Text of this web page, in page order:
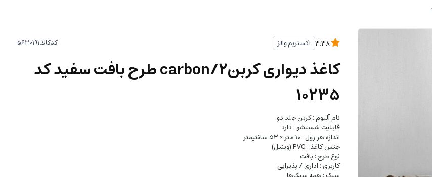
اکستریم والز کدکالا:
کاغذ دیواری کربن2/carbon طرح بافت سفید کد
۱۰۲۳۵
نام آلبوم : کربن جلد دو
قابلیت شستشو : دارد
اندازه هر رول : ۱۰ متر × ۵۳ سانتیمتر
جنس کاغذ : PVC (وینیل)
نوع طرح : بافت
کاربری : اداری / پذیرایی